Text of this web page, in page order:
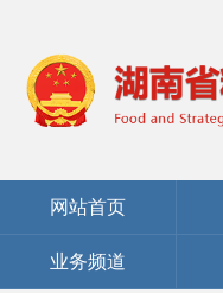
网站首页
业务频道